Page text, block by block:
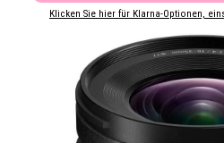
Klicken Sie hier für Klarna-Optionen,